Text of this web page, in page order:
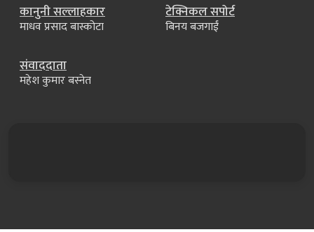
कानुनी सल्लाहकार
माधव प्रसाद बास्कोटा
टेक्निकल सपोर्ट
बिनय बजगाईं
संवाददाता
महेश कुमार बस्नेत